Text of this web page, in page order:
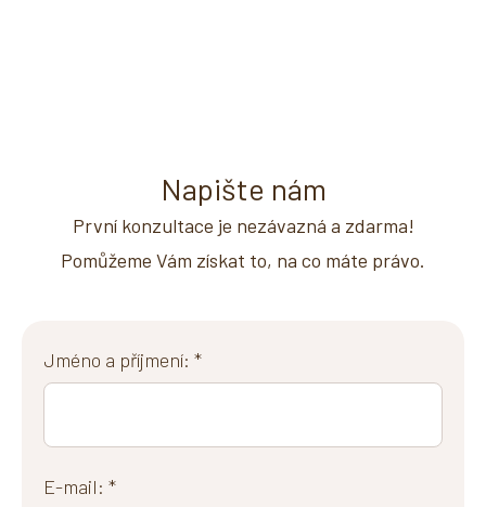
Napište nám
První konzultace je nezávazná a zdarma!
Pomůžeme Vám získat to, na co máte právo.
Jméno a příjmení: *
E-mail: *